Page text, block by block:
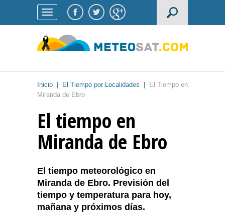
Inicio El Tiempo por Localidades
El Tiempo en
Miranda de Ebro
El tiempo en
Miranda de Ebro
El tiempo meteorológico en
Miranda de Ebro. Previsión del
tiempo y temperatura para hoy,
mañana y próximos días.